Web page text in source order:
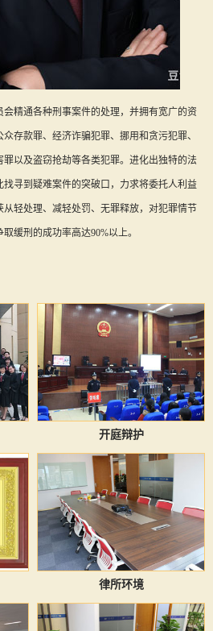
会精通各种刑事案件的处理，并拥有宽广的资
存款罪、经济诈骗犯罪、挪用和贪污犯罪、
以及盗窃抢劫等各类犯罪。进化出独特的法
寻到疑难案件的突破口，力求将委托人利益
轻处理、减轻处罚、无罪释放，对犯罪情节
缓刑的成功率高达90%以上。
开庭辩护
律所环境